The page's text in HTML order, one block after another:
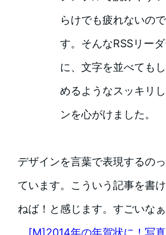
らけでも疲れないの
す。そんなRSSリー
に、文字を並べても
めるようなスッキリ
ンを心がけました。
デザインを言葉で表現するの
ています。こういう記事を書
ねば！と感じます。すごいなぁ
[M]2014年の年賀状に！写